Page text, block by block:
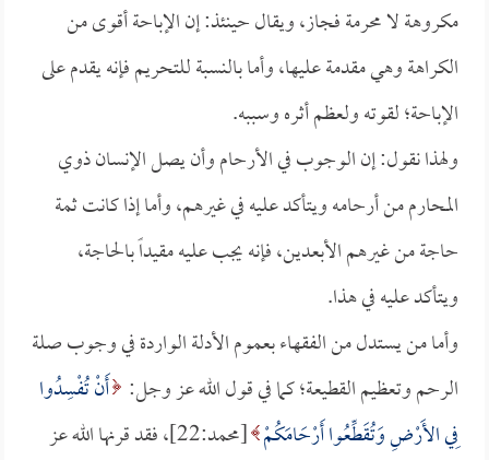
مكروهة لا محرمة فجاز، ويقال حينئذ: إن الإباحة أقوى من
الكراهة وهي مقدمة عليها، وأما بالنسبة للتحريم فإنه يقدم على
الإباحة؛ لقوته ولعظم أثره وسببه.
ولهذا نقول: إن الوجوب في الأرحام وأن يصل الإنسان ذوي
المحارم من أرحامه ويتأكد عليه في غيرهم، وأما إذا كانت ثمة
حاجة من غيرهم الأبعدين، فإنه يجب عليه مقيداً بالحاجة،
ويتأكد عليه في هذا.
وأما من يستدل من الفقهاء بعموم الأدلة الواردة في وجوب صلة
الرحم وتعظيم القطيعة؛ كما في قول الله عز وجل: أَنْ تُفْسِدُوا
فِي الأَرْضِ وَتُقَطِّعُوا أَرْحَامَكُمْ
[محمد:22]، فقد قرنها الله عز